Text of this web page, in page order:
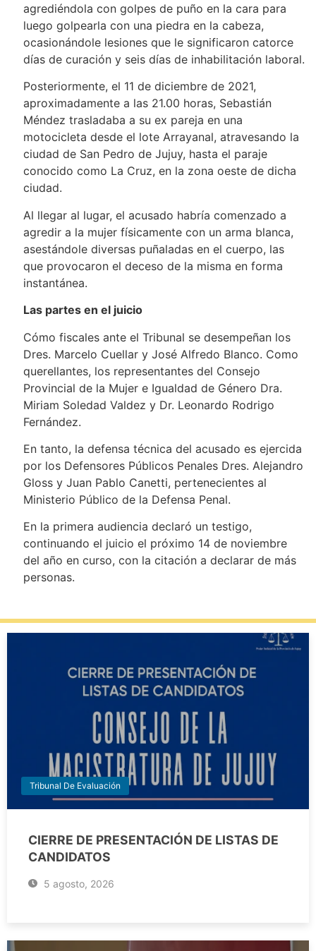
agrediéndola con golpes de puño en la cara para
luego golpearla con una piedra en la cabeza,
ocasionándole lesiones que le significaron catorce
días de curación y seis días de inhabilitación laboral.
Posteriormente, el 11 de diciembre de 2021,
aproximadamente a las 21.00 horas, Sebastián
Méndez trasladaba a su ex pareja en una
motocicleta desde el lote Arrayanal, atravesando la
ciudad de San Pedro de Jujuy, hasta el paraje
conocido como La Cruz, en la zona oeste de dicha
ciudad.
Al llegar al lugar, el acusado habría comenzado a
agredir a la mujer físicamente con un arma blanca,
asestándole diversas puñaladas en el cuerpo, las
que provocaron el deceso de la misma en forma
instantánea.
Las partes en el juicio
Cómo fiscales ante el Tribunal se desempeñan los
Dres. Marcelo Cuellar y José Alfredo Blanco. Como
querellantes, los representantes del Consejo
Provincial de la Mujer e Igualdad de Género Dra.
Miriam Soledad Valdez y Dr. Leonardo Rodrigo
Fernández.
En tanto, la defensa técnica del acusado es ejercida
por los Defensores Públicos Penales Dres. Alejandro
Gloss y Juan Pablo Canetti, pertenecientes al
Ministerio Público de la Defensa Penal.
En la primera audiencia declaró un testigo,
continuando el juicio el próximo 14 de noviembre
del año en curso, con la citación a declarar de más
personas.
Tribunal De Evaluación
CIERRE DE PRESENTACIÓN DE LISTAS DE
CANDIDATOS
5 agosto, 2026